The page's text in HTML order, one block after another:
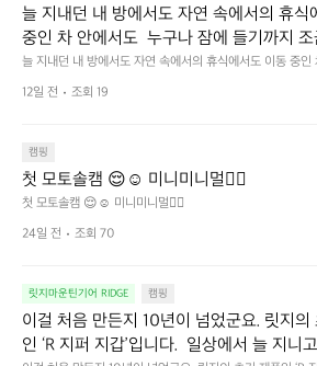
늘 지내던 내 방에서도 자연 속에서의 휴식
중인 차 안에서도  누구나 잠에 들기까지
걸리는 순간이 있습니다.  그럴 때는 차분
려보세요. 마치 암막 커튼을 조용히 내리듯
c® Wind Pro™의 온기가 눈가를 포근히 감
줍니다.  이 슬립 웜을 쓰는 것만으로 그곳은
이 됩니다.  안녕히 주무세요.
늘 지내던 내 방에서도 자연 속에서의 휴식에서도 이동 중인
구나 잠에 들기까지 조금 시간이 걸리는 순간이 있습니다.  그
게 눈을 가려보세요. 마치 암막 커튼을 조용히 내리듯이.
밤이 됩니다.  안녕히 주무세요.
12일 전 조회 19
캠핑
첫 모토솔캠 😌☺️ 미니미니멀👌🏼
첫 모토솔캠 😌☺️ 미니미니멀👌🏼
24일 전 조회 70
릿지마운틴기어 RIDGE 캠핑
이걸 처음 만든지 10년이 넘었군요. 릿지의
인 ‘R 지퍼 지갑’입니다.  일상에서 늘 지니